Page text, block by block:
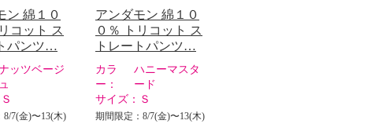
ン 綿１０
コット ス
パンツ…
ッツベージ
ュ
Ｓ
8/7(金)〜13(木)
アンダモン 綿１０
０％ トリコット ス
トレートパンツ…
カラ
ー：
ハニーマスタ
ード
サイズ： Ｓ
期間限定：8/7(金)〜13(木)